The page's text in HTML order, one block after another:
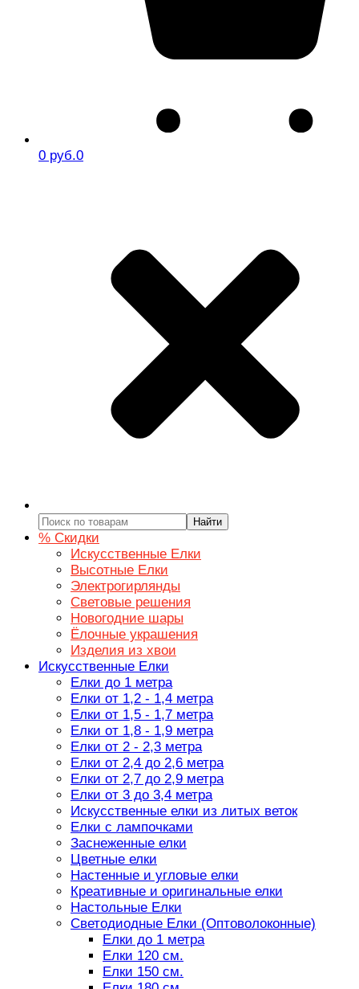
0 руб.0
Найти
% Скидки
Искусственные Елки
Высотные Елки
Электрогирлянды
Световые решения
Новогодние шары
Ёлочные украшения
Изделия из хвои
Искусственные Елки
Елки до 1 метра
Елки от 1,2 - 1,4 метра
Елки от 1,5 - 1,7 метра
Елки от 1,8 - 1,9 метра
Елки от 2 - 2,3 метра
Елки от 2,4 до 2,6 метра
Елки от 2,7 до 2,9 метра
Елки от 3 до 3,4 метра
Искусственные елки из литых веток
Елки с лампочками
Заснеженные елки
Цветные елки
Настенные и угловые елки
Креативные и оригинальные елки
Настольные Елки
Светодиодные Елки (Оптоволоконные)
Елки до 1 метра
Елки 120 см.
Елки 150 см.